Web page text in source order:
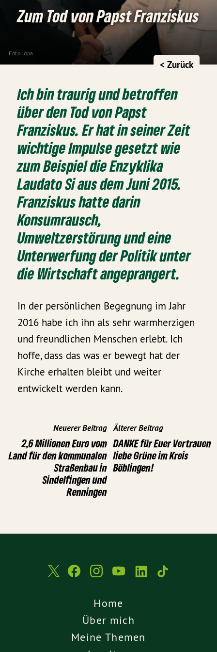
Foto: dpa
Zum Tod von Papst Franziskus
< Zurück
Ich bin traurig und betroffen
über den Tod von Papst
Franziskus. Er hat in seiner Zeit
wichtige Impulse gesetzt wie
zum Beispiel die Enzyklika
Laudato Si aus dem Juni 2015.
Franziskus hatte darin
Konsumrausch,
Umweltzerstörung und eine
Unterwerfung der Politik unter
die Wirtschaft angeprangert.
In der persönlichen Begegnung im Jahr
2016 habe ich ihn als sehr warmherzigen
und freundlichen Menschen erlebt. Ich
hoffe, dass das was er bewegt hat der
Kirche erhalten bleibt und weiter
entwickelt werden kann.
Neuerer Beitrag
2,6 Millionen Euro vom
Land für den kommunalen
Straßenbau in
Sindelfingen und
Renningen
Älterer Beitrag
DANKE für Euer Vertrauen
liebe Grüne im Kreis
Böblingen!
Home
Über mich
Meine Themen